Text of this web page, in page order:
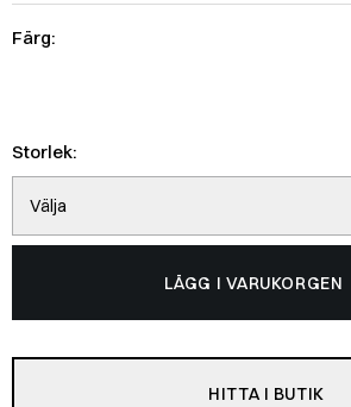
Färg:
Storlek:
Välja
LÄGG I VARUKORGEN
HITTA I BUTIK